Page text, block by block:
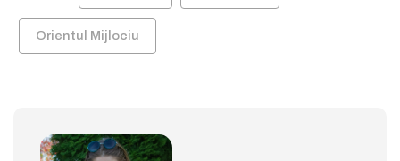
Orientul Mijlociu